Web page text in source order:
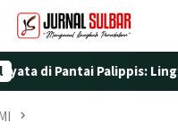
Palippis: Lingkungan